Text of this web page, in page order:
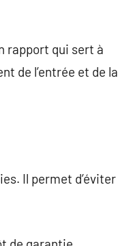
rapport qui sert à
de l’entrée et de la
Il permet d’éviter